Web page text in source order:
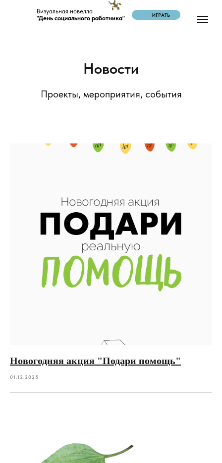
Визуальная новелла
"День социального работника"
ИГРАТЬ
Новости
Проекты, мероприятия, события
Новогодняя акция "Подари помощь"
01.12.2025